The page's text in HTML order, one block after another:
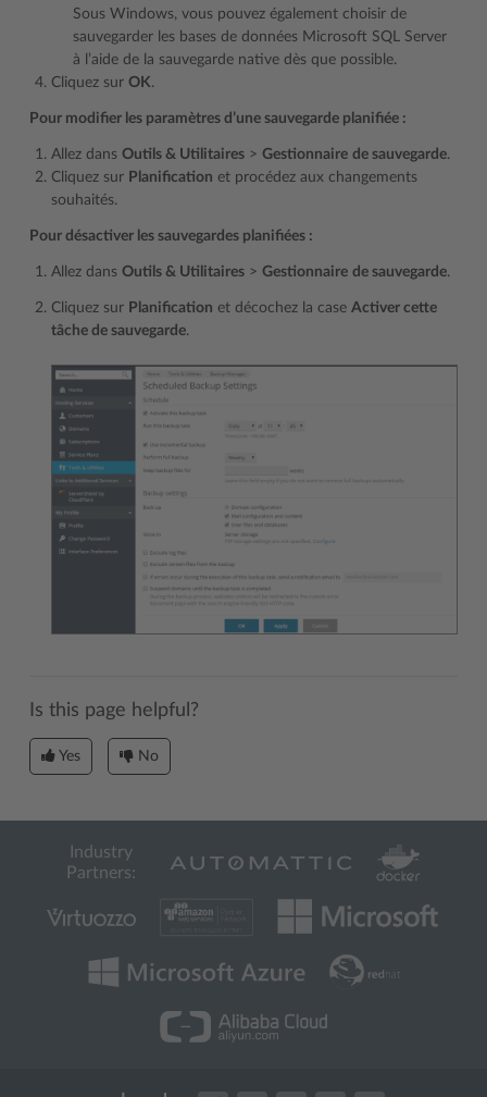
Sous Windows, vous pouvez également choisir de
sauvegarder les bases de données Microsoft SQL Server
à l’aide de la sauvegarde native dès que possible.
Cliquez sur OK.
Pour modifier les paramètres d’une sauvegarde planifiée :
Allez dans Outils & Utilitaires > Gestionnaire de sauvegarde.
Cliquez sur Planification et procédez aux changements
souhaités.
Pour désactiver les sauvegardes planifiées :
Allez dans Outils & Utilitaires > Gestionnaire de sauvegarde.
Cliquez sur Planification et décochez la case Activer cette
tâche de sauvegarde.
Is this page helpful?
Yes No
Industry
Partners: